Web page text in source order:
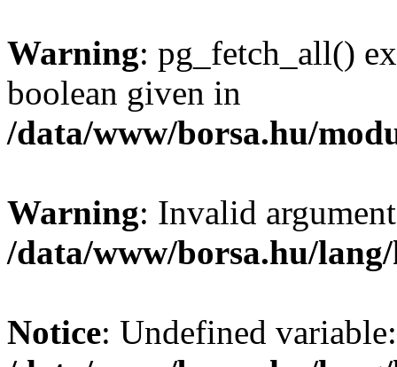
Warning: pg_fetch_all()
boolean given in
/data/www/borsa.hu/
Warning: Invalid
/data/www/borsa.hu/
Notice: Undefined